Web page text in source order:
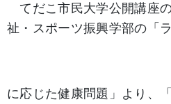
てだこ市民大学公開講座
祉・スポーツ振興学部の「
に応じた健康問題」 より、